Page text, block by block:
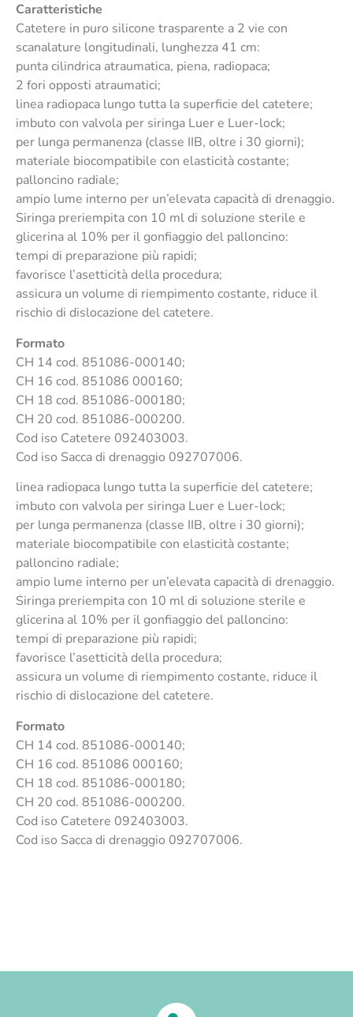
Caratteristiche
Catetere in puro silicone trasparente a 2 vie con
scanalature longitudinali, lunghezza 41 cm:
punta cilindrica atraumatica, piena, radiopaca;
2 fori opposti atraumatici;
linea radiopaca lungo tutta la superficie del catetere;
imbuto con valvola per siringa Luer e Luer-lock;
per lunga permanenza (classe IIB, oltre i 30 giorni);
materiale biocompatibile con elasticità costante;
palloncino radiale;
ampio lume interno per un’elevata capacità di drenaggio.
Siringa preriempita con 10 ml di soluzione sterile e
glicerina al 10% per il gonfiaggio del palloncino:
tempi di preparazione più rapidi;
favorisce l’asetticità della procedura;
assicura un volume di riempimento costante, riduce il
rischio di dislocazione del catetere.
Formato
CH 14 cod. 851086-000140;
CH 16 cod. 851086 000160;
CH 18 cod. 851086-000180;
CH 20 cod. 851086-000200.
Cod iso Catetere 092403003.
Cod iso Sacca di drenaggio 092707006.
linea radiopaca lungo tutta la superficie del catetere;
imbuto con valvola per siringa Luer e Luer-lock;
per lunga permanenza (classe IIB, oltre i 30 giorni);
materiale biocompatibile con elasticità costante;
palloncino radiale;
ampio lume interno per un’elevata capacità di drenaggio.
Siringa preriempita con 10 ml di soluzione sterile e
glicerina al 10% per il gonfiaggio del palloncino:
tempi di preparazione più rapidi;
favorisce l’asetticità della procedura;
assicura un volume di riempimento costante, riduce il
rischio di dislocazione del catetere.
Formato
CH 14 cod. 851086-000140;
CH 16 cod. 851086 000160;
CH 18 cod. 851086-000180;
CH 20 cod. 851086-000200.
Cod iso Catetere 092403003.
Cod iso Sacca di drenaggio 092707006.